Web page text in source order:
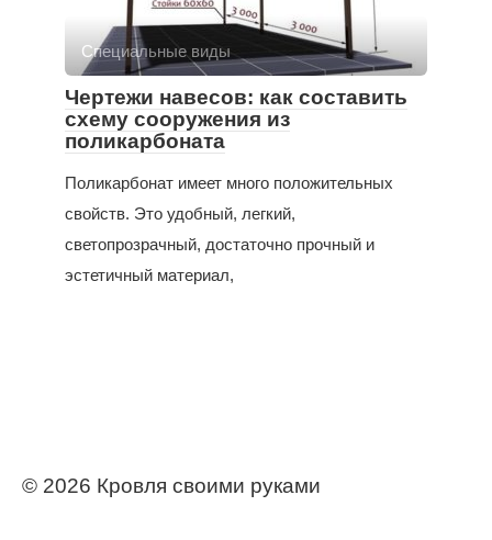
Специальные виды
Чертежи навесов: как составить
схему сооружения из
поликарбоната
Поликарбонат имеет много положительных
свойств. Это удобный, легкий,
светопрозрачный, достаточно прочный и
эстетичный материал,
© 2026 Кровля своими руками